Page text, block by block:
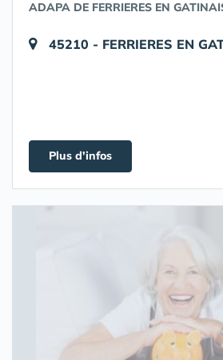
ADAPA DE FERRIERES EN
45210 - FERRIERES EN
Plus d'infos